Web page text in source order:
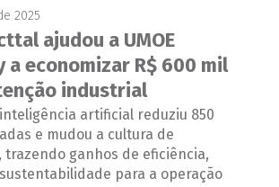
2025
ajudou a UMOE
a economizar R$ 600 mil
industrial
artificial reduziu 850
e mudou a cultura de
trazendo ganhos de eficiência,
para a operação